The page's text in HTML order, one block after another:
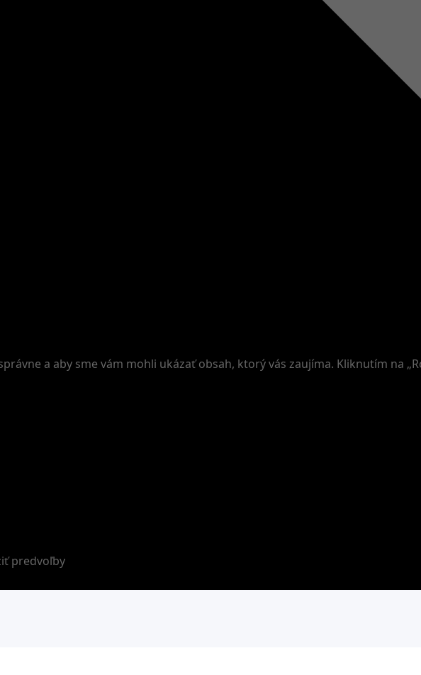
a aby sme vám mohli ukázať obsah, ktorý vás zaujíma. Kliknutím na
predvoľby